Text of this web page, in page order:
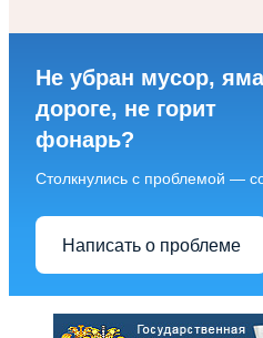
Не убран мусор,
дороге, не горит
фонарь?
Столкнулись с проблемой —
Написать о проблеме